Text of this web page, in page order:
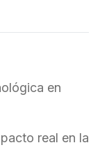
en
real en la